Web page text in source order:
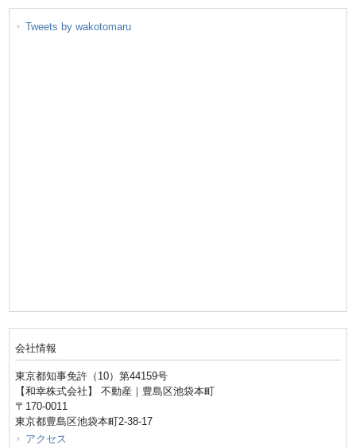
Tweets by wakotomaru
会社情報
東京都知事免許（10）第44159号
【和幸株式会社】 不動産｜豊島区池袋本町
〒170-0011
東京都豊島区池袋本町2-38-17
アクセス